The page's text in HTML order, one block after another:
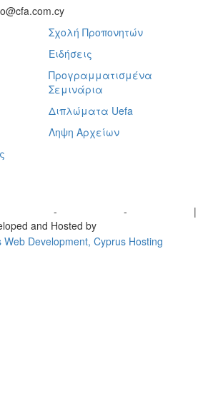
Σχολή Προπονητών
Ειδήσεις
Προγραμματισμένα
Σεμινάρια
Διπλώματα Uefa
Ληψη Αρχείων
- -
|
and Hosted by